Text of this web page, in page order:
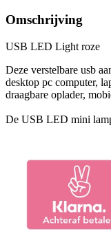
Omschrijving
USB LED Light roze
Deze verstelbare usb
desktop pc computer,
draagbare oplader,
De USB LED mini